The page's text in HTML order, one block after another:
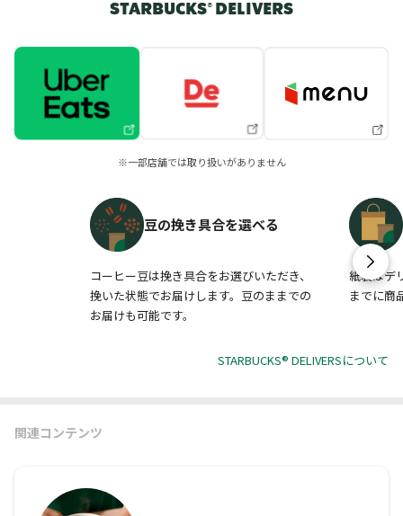
STARBUCKS® DELIVERS
※一部店舗では取り扱いがありません
豆の挽き具合を選べる
コーヒー豆は挽き具合をお選びいただき、
挽いた状態でお届けします。豆のままでの
お届けも可能です。
紙袋はデ
までに商
STARBUCKS® DELIVERSについて
関連コンテンツ